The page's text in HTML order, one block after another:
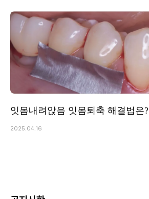
잇몸내려앉음 잇몸퇴축 해결법은?
2025.04.16